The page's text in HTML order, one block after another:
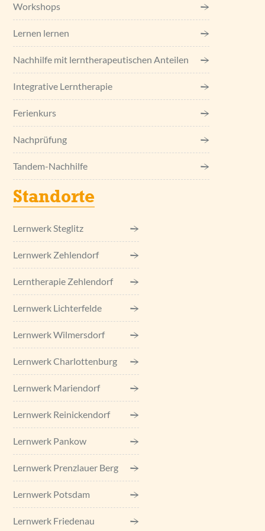
Workshops
Lernen lernen
Nachhilfe mit lerntherapeutischen Anteilen
Integrative Lerntherapie
Ferienkurs
Nachprüfung
Tandem-Nachhilfe
Standorte
Lernwerk Steglitz
Lernwerk Zehlendorf
Lerntherapie Zehlendorf
Lernwerk Lichterfelde
Lernwerk Wilmersdorf
Lernwerk Charlottenburg
Lernwerk Mariendorf
Lernwerk Reinickendorf
Lernwerk Pankow
Lernwerk Prenzlauer Berg
Lernwerk Potsdam
Lernwerk Friedenau